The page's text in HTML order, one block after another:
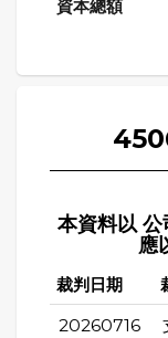
本資料以
應
裁判日期
20260716